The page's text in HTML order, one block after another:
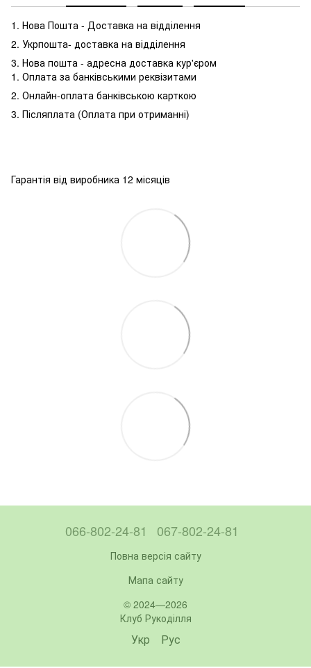
1. Нова Пошта - Доставка на відділення
2. Укрпошта- доставка на відділення
3. Нова пошта - адресна доставка кур'єром
1. Оплата за банківськими реквізитами
2. Онлайн-оплата банківською карткою
3. Післяплата (Оплата при отриманні)
Гарантія від виробника 12 місяців
066-802-24-81 067-802-24-81
Повна версія сайту
Мапа сайту
© 2024—2026
Клуб Рукоділля
Укр Рус